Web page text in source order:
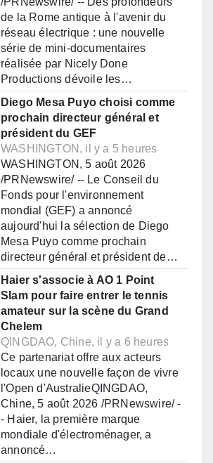
de la Rome antique à l'avenir du
réseau électrique : une nouvelle
série de mini-documentaires
réalisée par Nicely Done
Productions dévoile les…
Diego Mesa Puyo choisi comme
prochain directeur général et
président du GEF
WASHINGTON, il y a 5 heures
WASHINGTON, 5 août 2026
/PRNewswire/ -- Le Conseil du
Fonds pour l'environnement
mondial (GEF) a annoncé
aujourd'hui la sélection de Diego
Mesa Puyo comme prochain
directeur général et président de…
Haier s'associe à AO 1 Point
Slam pour faire entrer le tennis
amateur sur la scène du Grand
Chelem
QINGDAO, Chine, il y a 6 heures
Ce partenariat offre aux acteurs
locaux une nouvelle façon de vivre
l'Open d'AustralieQINGDAO,
Chine, 5 août 2026 /PRNewswire/ -
- Haier, la première marque
mondiale d'électroménager, a
annoncé…